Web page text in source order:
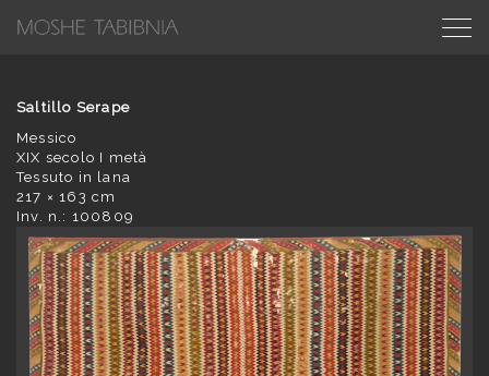
Saltillo Serape
Messico
XIX secolo I metà
Tessuto in lana
217 × 163 cm
Inv. n.: 100809